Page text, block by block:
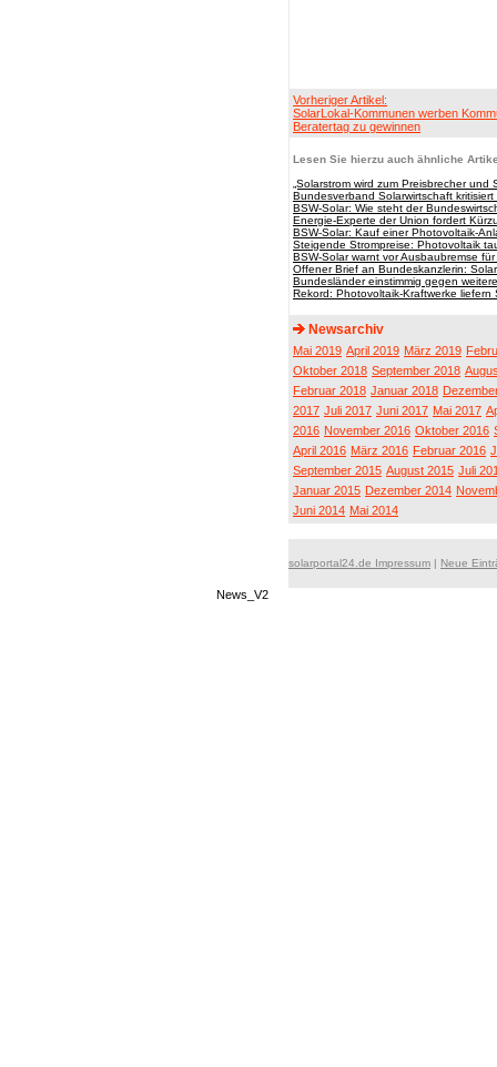
Vorheriger Artikel:
SolarLokal-Kommunen werben
Beratertag zu gewinnen
Lesen Sie hierzu auch ähnliche
„Solarstrom wird zum Preisbrecher
Bundesverband Solarwirtschaft
BSW-Solar: Wie steht der
Energie-Experte der Union fordert
BSW-Solar: Kauf einer Photovoltaik-
Steigende Strompreise: Photovoltaik
BSW-Solar warnt vor Ausbaubremse
Offener Brief an Bundeskanzlerin:
Bundesländer einstimmig gegen
Rekord: Photovoltaik-Kraftwerke liefern
Newsarchiv
Mai 2019 April 2019 März 2019
Oktober 2018 September 2018
Februar 2018 Januar 2018
2017 Juli 2017 Juni 2017 Mai 2017
2016 November 2016 Oktober 2016
April 2016 März 2016 Februar 2016
September 2015 August 2015 Juli
Januar 2015 Dezember 2014
Juni 2014 Mai 2014
solarportal24.de Impressum | Neue
News_V2